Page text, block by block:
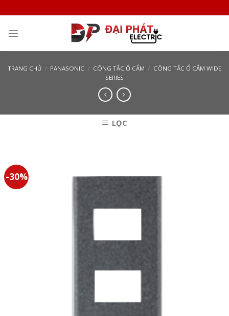
to
content
TRANG CHỦ / PANASONIC / CÔNG TẮC Ổ CẮM / CÔNG TẮC Ổ CẮM WIDE
SERIES
LỌC
-30%